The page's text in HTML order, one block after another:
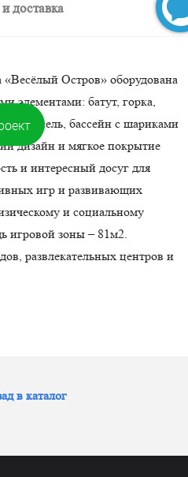
доставка
«Весёлый Остров» оборудована
элементами: батут, горка,
карусель, бассейн с шариками
дизайн и мягкое покрытие
и интересный досуг для
игр и развивающих
и социальному
игровой зоны – 81м2.
развлекательных центров и
в каталог